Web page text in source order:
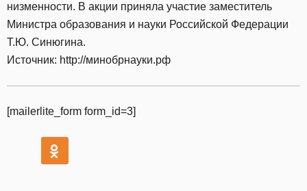
низменности. В акции приняла участие заместитель
Министра образования и науки Российской Федерации
Т.Ю. Синюгина.
Источник: http://минобрнауки.рф
[mailerlite_form form_id=3]